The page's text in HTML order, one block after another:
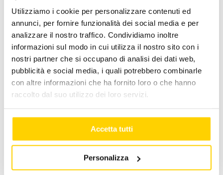
Utilizziamo i cookie per personalizzare contenuti ed
annunci, per fornire funzionalità dei social media e per
analizzare il nostro traffico. Condividiamo inoltre
informazioni sul modo in cui utilizza il nostro sito con i
nostri partner che si occupano di analisi dei dati web,
pubblicità e social media, i quali potrebbero combinarle
con altre informazioni che ha fornito loro o che hanno
raccolto dal suo utilizzo dei loro servizi.
Accetta tutti
Personalizza
CONTATTACI
Febbraio 13, 2026 | Categorie:Apen Group | Tag:
apengroup,MCE2026,MCEexpocomfort
Post correlati